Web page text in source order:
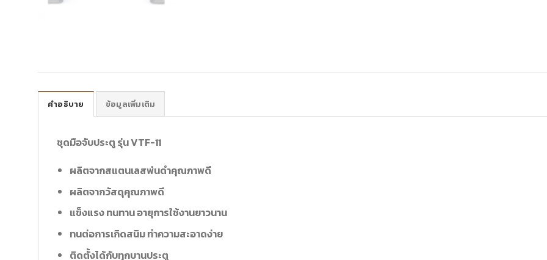
คำอธิบาย ข้อมูลเพิ่มเติม
ชุดมือจับประตู รุ่น VTF-11
ผลิตจากสแตนเลสพ่นดำคุณภาพดี
ผลิตจากวัสดุคุณภาพดี
แข็งแรง ทนทาน อายุการใช้งานยาวนาน
ทนต่อการเกิดสนิม ทำความสะอาดง่าย
ติดตั้งได้กับทุกบานประตู